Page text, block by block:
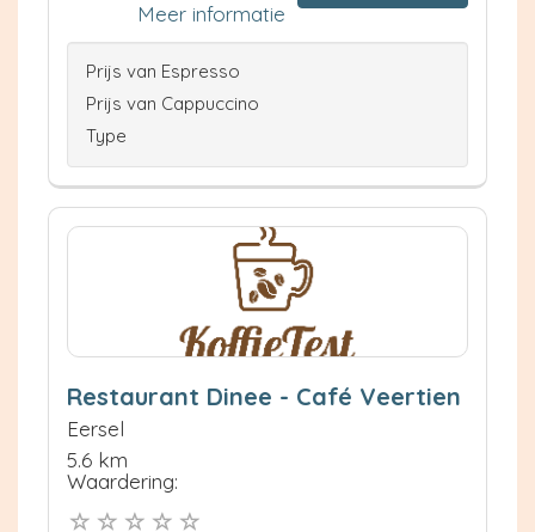
Meer informatie
Prijs van Espresso
Prijs van Cappuccino
Type
Restaurant Dinee - Café Veertien
Eersel
5.6 km
Waardering: